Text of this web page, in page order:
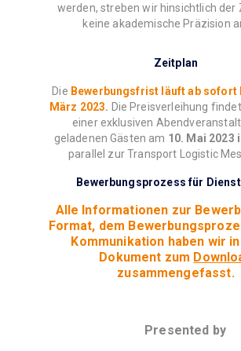
werden, streben wir hinsichtlich der
keine akademische Präzision
Zeitplan
Die Bewerbungsfrist läuft ab sofort
März 2023. Die Preisverleihung
einer exklusiven
geladenen Gästen am 10. Mai 2023
parallel zur Transport Logistic
Bewerbungsprozess für
Alle Informationen zur
Format, dem
Kommunikation haben wir
Dokument zum
zusammengefasst.
Presented by